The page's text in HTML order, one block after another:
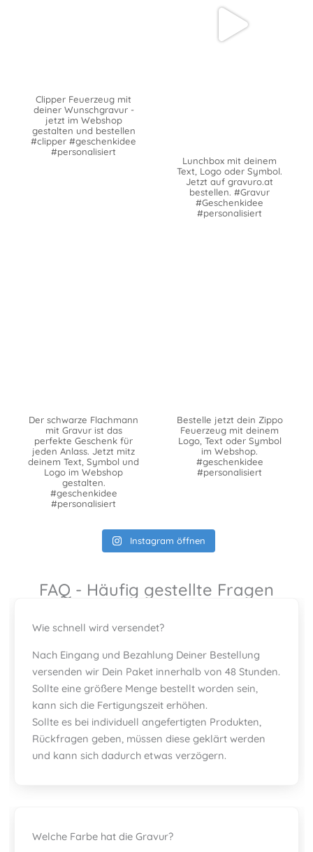
Clipper Feuerzeug mit
deiner Wunschgravur -
jetzt im Webshop
gestalten und bestellen
#clipper #geschenkidee
#personalisiert
Lunchbox mit deinem
Text, Logo oder Symbol.
Jetzt auf gravuro.at
bestellen. #Gravur
#Geschenkidee
#personalisiert
Der schwarze Flachmann
mit Gravur ist das
perfekte Geschenk für
jeden Anlass. Jetzt mitz
deinem Text, Symbol und
Logo im Webshop
gestalten.
#geschenkidee
#personalisiert
Bestelle jetzt dein Zippo
Feuerzeug mit deinem
Logo, Text oder Symbol
im Webshop.
#geschenkidee
#personalisiert
Instagram öffnen
FAQ - Häufig gestellte Fragen
Wie schnell wird versendet?
Nach Eingang und Bezahlung Deiner Bestellung
versenden wir Dein Paket innerhalb von 48 Stunden.
Sollte eine größere Menge bestellt worden sein,
kann sich die Fertigungszeit erhöhen.
Sollte es bei individuell angefertigten Produkten,
Rückfragen geben, müssen diese geklärt werden
und kann sich dadurch etwas verzögern.
Welche Farbe hat die Gravur?